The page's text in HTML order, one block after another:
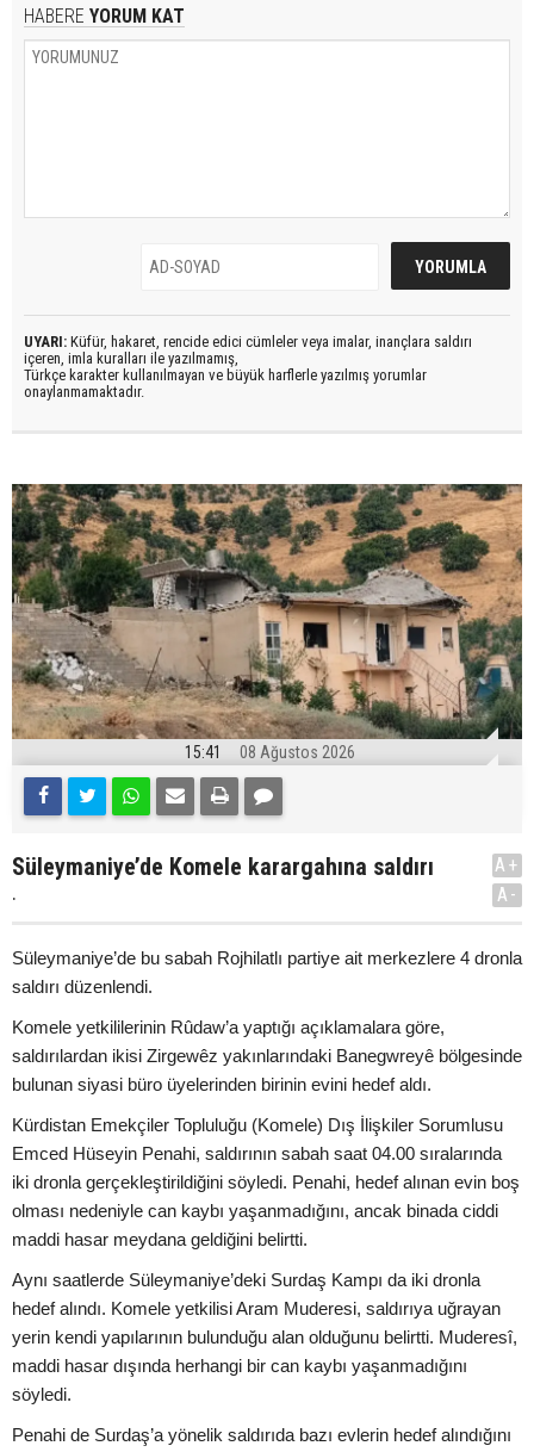
HABERE YORUM KAT
UYARI: Küfür, hakaret, rencide edici cümleler veya imalar, inançlara saldırı
içeren, imla kuralları ile yazılmamış,
Türkçe karakter kullanılmayan ve büyük harflerle yazılmış yorumlar
onaylanmamaktadır.
15:41 08 Ağustos 2026
Süleymaniye’de Komele karargahına saldırı
.
A+
A-
Süleymaniye’de bu sabah Rojhilatlı partiye ait merkezlere 4 dronla
saldırı düzenlendi.
Komele yetkililerinin Rûdaw’a yaptığı açıklamalara göre,
saldırılardan ikisi Zirgewêz yakınlarındaki Banegwreyê bölgesinde
bulunan siyasi büro üyelerinden birinin evini hedef aldı.
Kürdistan Emekçiler Topluluğu (Komele) Dış İlişkiler Sorumlusu
Emced Hüseyin Penahi, saldırının sabah saat 04.00 sıralarında
iki dronla gerçekleştirildiğini söyledi. Penahi, hedef alınan evin boş
olması nedeniyle can kaybı yaşanmadığını, ancak binada ciddi
maddi hasar meydana geldiğini belirtti.
Aynı saatlerde Süleymaniye’deki Surdaş Kampı da iki dronla
hedef alındı. Komele yetkilisi Aram Muderesi, saldırıya uğrayan
yerin kendi yapılarının bulunduğu alan olduğunu belirtti. Muderesî,
maddi hasar dışında herhangi bir can kaybı yaşanmadığını
söyledi.
Penahi de Surdaş’a yönelik saldırıda bazı evlerin hedef alındığını